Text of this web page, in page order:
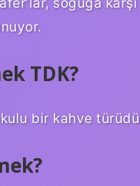
TDK?
bir kahve